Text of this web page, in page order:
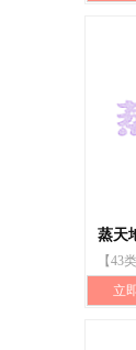
蒸天
立